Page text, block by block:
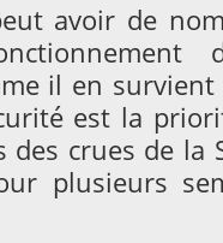
avoir de
il en
est la
des crues de la
plusieurs